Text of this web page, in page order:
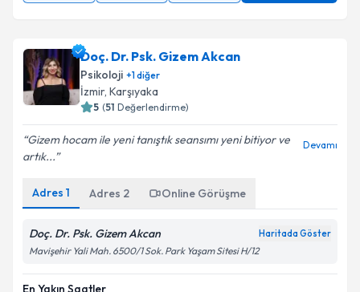
Doç. Dr. Psk. Gizem Akcan
Psikoloji +1diğer
İzmir, Karşıyaka
5 (51 Değerlendirme)
Gizem hocam ile yeni tanıştık seansımı yeni bitiyor ve
artık...
Devamı
Adres 1 Adres 2 Online Görüşme
Doç. Dr. Psk. Gizem Akcan Haritada Göster
Mavişehir Yali Mah. 6500/1 Sok. Park Yaşam Sitesi H/12
En Yakın Saatler